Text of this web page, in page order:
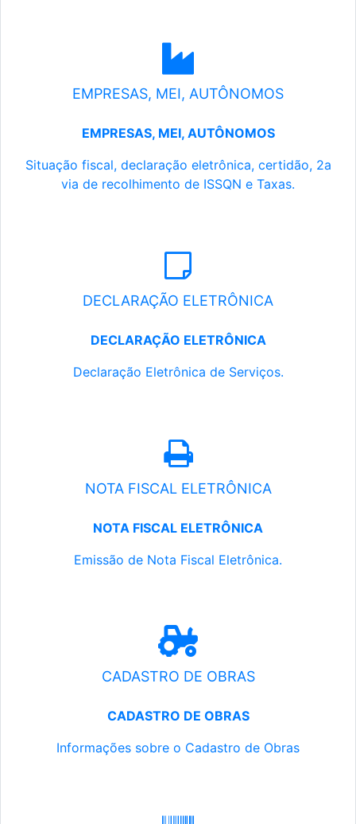
EMPRESAS, MEI, AUTÔNOMOS
EMPRESAS, MEI, AUTÔNOMOS
Situação fiscal, declaração eletrônica, certidão, 2a
via de recolhimento de ISSQN e Taxas.
DECLARAÇÃO ELETRÔNICA
DECLARAÇÃO ELETRÔNICA
Declaração Eletrônica de Serviços.
NOTA FISCAL ELETRÔNICA
NOTA FISCAL ELETRÔNICA
Emissão de Nota Fiscal Eletrônica.
CADASTRO DE OBRAS
CADASTRO DE OBRAS
Informações sobre o Cadastro de Obras